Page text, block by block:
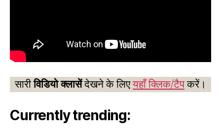
सारीविडियो क्लासेंदेखने के लिएयहाँ क्लिक/टैपकरें।
Currently trending: